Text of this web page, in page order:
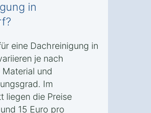
in
eine Dachreinigung in
je nach
und
Im
liegen die Preise
15 Euro pro